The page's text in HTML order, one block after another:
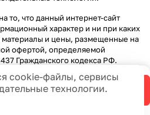
корзину
то, что данный интернет-сайт
характер и ни при каких
и цены, размещенные на
офертой, определяемой
Гражданского кодекса РФ.
cookie-файлы, сервисы
технологии.